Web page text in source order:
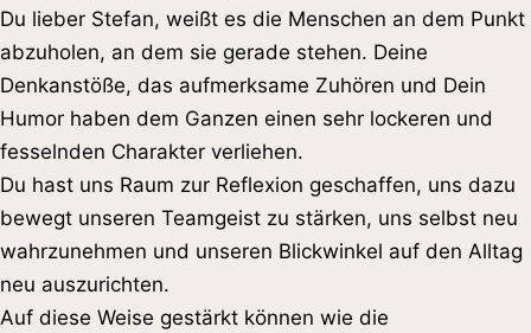
Du lieber Stefan, weißt es die Menschen an dem Punkt
abzuholen, an dem sie gerade stehen. Deine
Denkanstöße, das aufmerksame Zuhören und Dein
Humor haben dem Ganzen einen sehr lockeren und
fesselnden Charakter verliehen.
Du hast uns Raum zur Reflexion geschaffen, uns dazu
bewegt unseren Teamgeist zu stärken, uns selbst neu
wahrzunehmen und unseren Blickwinkel auf den Alltag
neu auszurichten.
Auf diese Weise gestärkt können wie die